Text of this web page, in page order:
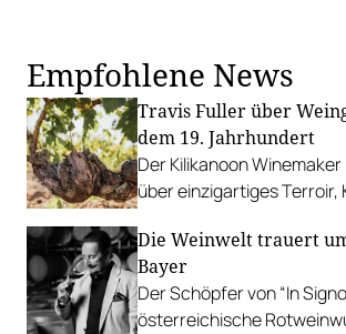
Empfohlene News
Travis Fuller über
dem 19. Jahrhundert
Der Kilikanoon
über einzigartiges Terroir,
Die Weinwelt trauert
Bayer
Der Schöpfer von “In
österreichische